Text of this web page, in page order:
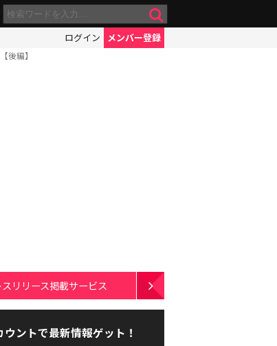
ログイン メンバー登録
後編】
リリース掲載サービス
ウントで最新情報ゲット！